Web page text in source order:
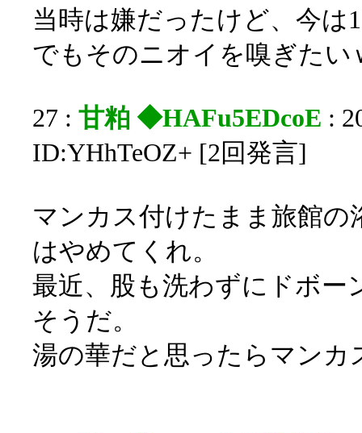
当時は嫌だったけど、今は
でもそのニオイを嗅ぎたい
27 : 甘粕 ◆HAFu5EDcoE :
ID:YHhTeOZ+ [2回発言]
マンカス付けたまま旅館の
はやめてくれ。
最近、股も洗わずにドボー
そうだ。
湯の華だと思ったらマン